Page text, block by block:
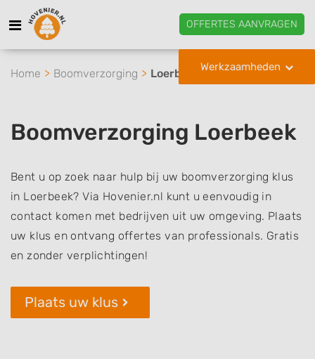
OFFERTES AANVRAGEN
Werkzaamheden
Home Boomverzorging Loerbeek
Boomverzorging Loerbeek
Bent u op zoek naar hulp bij uw boomverzorging klus
in Loerbeek? Via Hovenier.nl kunt u eenvoudig in
contact komen met bedrijven uit uw omgeving. Plaats
uw klus en ontvang offertes van professionals. Gratis
en zonder verplichtingen!
Plaats uw klus